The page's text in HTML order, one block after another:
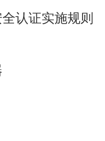
认证实施规则